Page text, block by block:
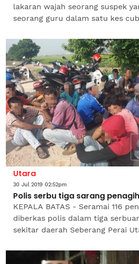
lakaran wajah seorang suspek
seorang guru dalam satu kes
pada 26 Julai...
Utara
30 Jul 2019 02:52pm
Polis serbu tiga sarang penagih
KEPALA BATAS - Seramai 116
diberkas polis dalam tiga
sekitar daerah Seberang Perai
Utara, Asisten...